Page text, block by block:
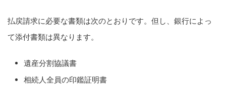
払戻請求に必要な書類は次のとおりです。但し、銀行によっ
て添付書類は異なります。
遺産分割協議書
相続人全員の印鑑証明書